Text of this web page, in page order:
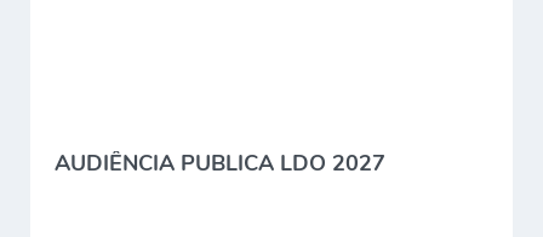
AUDIÊNCIA PUBLICA LDO 2027